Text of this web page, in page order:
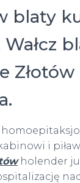
blaty
i
holender